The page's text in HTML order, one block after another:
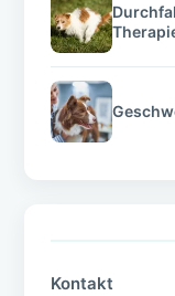
Kontakt